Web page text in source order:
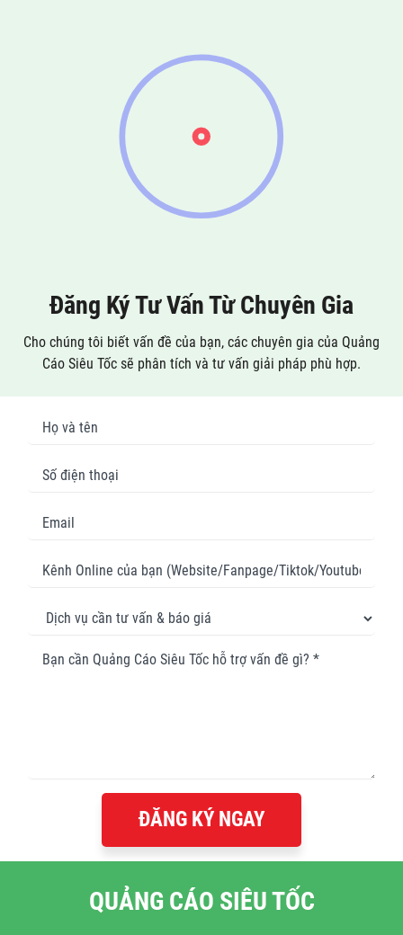
Đăng Ký Tư Vấn Từ Chuyên Gia
Cho chúng tôi biết vấn đề của bạn, các chuyên gia của Quảng
Cáo Siêu Tốc sẽ phân tích và tư vấn giải pháp phù hợp.
QUẢNG CÁO SIÊU TỐC
ĐĂNG KÝ NGAY